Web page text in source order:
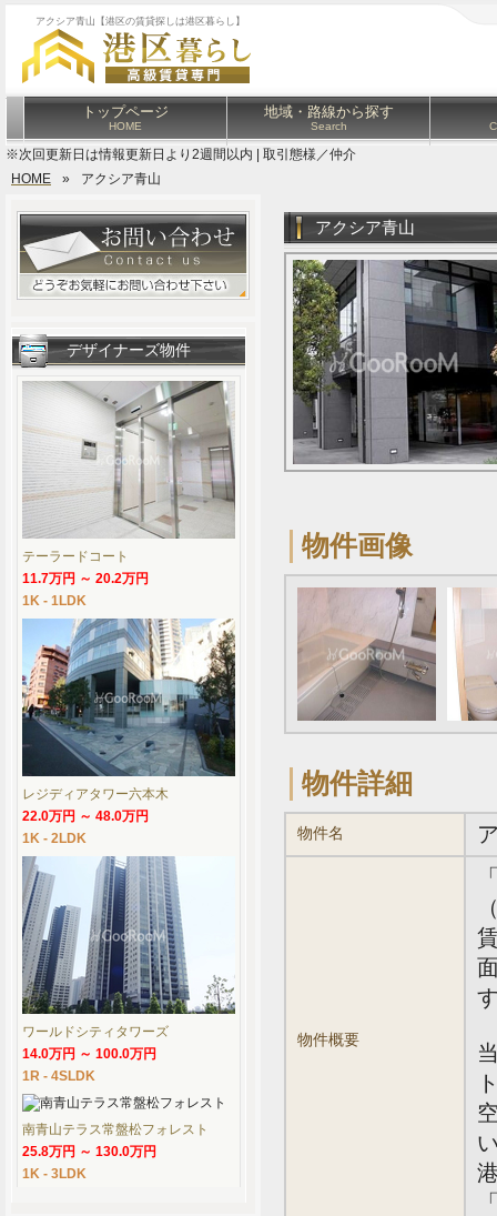
アクシア青山【港区の賃貸探しは港区暮らし】
トップページ
HOME
地域・路線から探す
Search
※次回更新日は情報更新日より2週間以内 | 取引態様／仲介
HOME
» アクシア青山
アクシア青山
物件画像
物件詳細
物件名
物件概要
デザイナーズ物件
テーラードコート
11.7万円 ～ 20.2万円
1K - 1LDK
レジディアタワー六本木
22.0万円 ～ 48.0万円
1K - 2LDK
ワールドシティタワーズ
14.0万円 ～ 100.0万円
1R - 4SLDK
南青山テラス常盤松フォレスト
25.8万円 ～ 130.0万円
1K - 3LDK